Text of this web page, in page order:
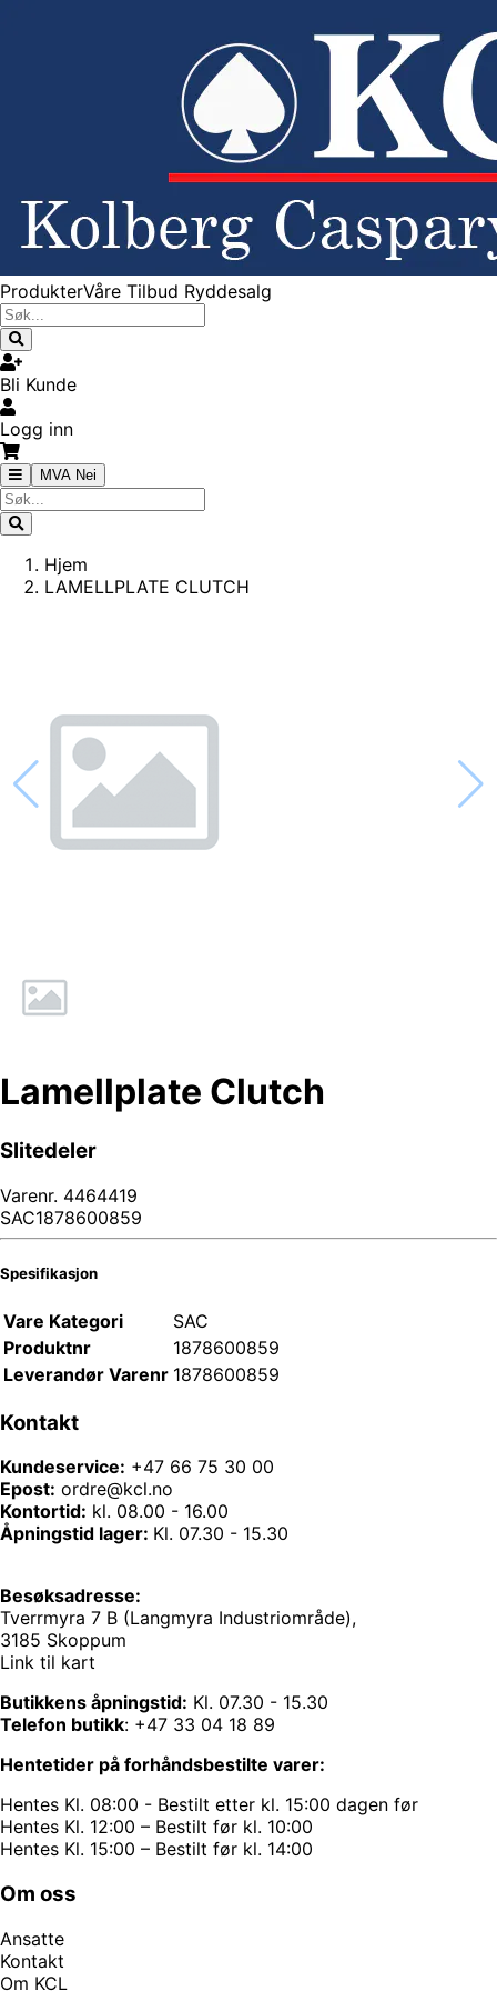
ProdukterVåre Tilbud Ryddesalg
Bli Kunde
Logg inn
MVA Nei
Hjem
LAMELLPLATE CLUTCH
Lamellplate Clutch
Slitedeler
Varenr. 4464419
SAC1878600859
Spesifikasjon
Vare Kategori
SAC
Produktnr
1878600859
Leverandør Varenr 1878600859
Kontakt
Kundeservice: +47 66 75 30 00
Epost: ordre@kcl.no
Kontortid: kl. 08.00 - 16.00
Åpningstid lager: Kl. 07.30 - 15.30
Besøksadresse:
Tverrmyra 7 B (Langmyra Industriområde),
3185 Skoppum
Link til kart
Butikkens åpningstid: Kl. 07.30 - 15.30
Telefon butikk: +47 33 04 18 89
Hentetider på forhåndsbestilte varer:
Hentes Kl. 08:00 - Bestilt etter kl. 15:00 dagen før
Hentes Kl. 12:00 – Bestilt før kl. 10:00
Hentes Kl. 15:00 – Bestilt før kl. 14:00
Om oss
Ansatte
Kontakt
Om KCL